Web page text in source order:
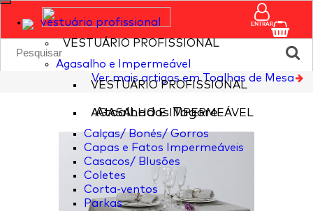
vestuário profissional
VESTUÁRIO PROFISSIONAL
Agasalho e Impermeável
VESTUÁRIO PROFISSIONAL
AGASALHO E IMPERMEÁVEL
Calças/ Bonés/ Gorros
Capas e Fatos Impermeáveis
Casacos/ Blusões
Coletes
Corta-ventos
Parkas
ENTRAR
Ver mais artigos em Toalhas de Mesa
Atoalhados Tagore